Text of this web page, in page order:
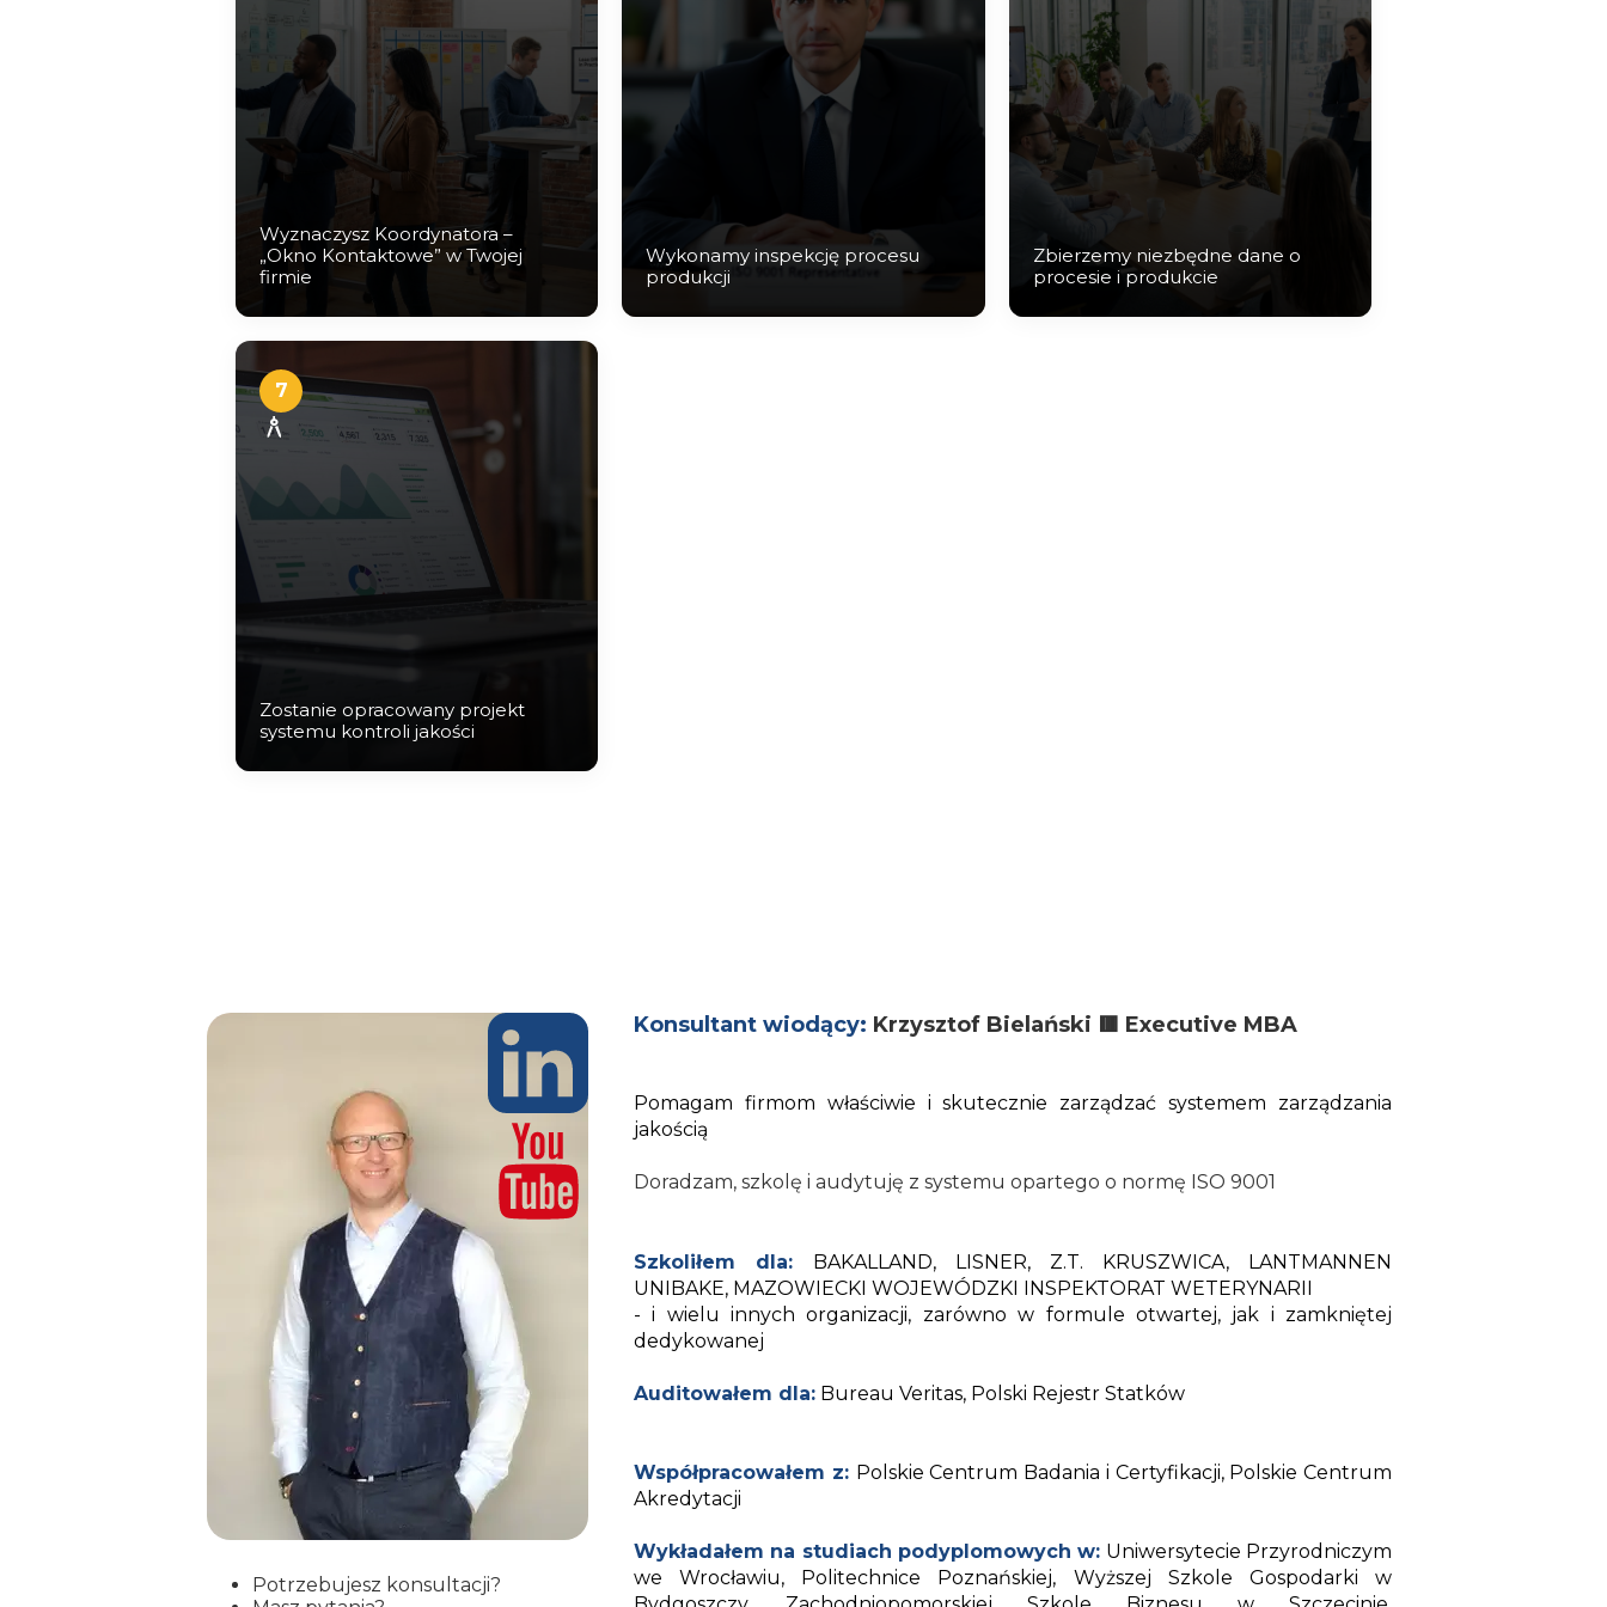
Potrzebujesz konsultacji?
Konsultant wiodący: Krzysztof Bielański 🟥 Executive MBA
Pomagam firmom właściwie i skutecznie zarządzać systemem zarządzania
jakością
Doradzam, szkolę i audytuję z systemu opartego o normę ISO 9001
Szkoliłem dla: BAKALLAND, LISNER, Z.T. KRUSZWICA, LANTMANNEN
UNIBAKE, MAZOWIECKI WOJEWÓDZKI INSPEKTORAT WETERYNARII
- i wielu innych organizacji, zarówno w formule otwartej, jak i zamkniętej
dedykowanej
Auditowałem dla: Bureau Veritas, Polski Rejestr Statków
Współpracowałem z: Polskie Centrum Badania i Certyfikacji, Polskie Centrum
Akredytacji
Wykładałem na studiach podyplomowych w: Uniwersytecie Przyrodniczym
we Wrocławiu, Politechnice Poznańskiej, Wyższej Szkole Gospodarki w
Wyznaczysz Koordynatora –
„Okno Kontaktowe” w Twojej
firmie
Wykonamy inspekcję procesu
produkcji
Zbierzemy niezbędne dane o
procesie i produkcie
7
architecture
Zostanie opracowany projekt
systemu kontroli jakości